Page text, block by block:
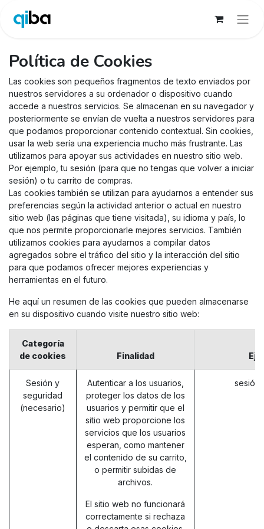
Política de Cookies
Las cookies son pequeños fragmentos de texto enviados por
nuestros servidores a su ordenador o dispositivo cuando
accede a nuestros servicios. Se almacenan en su navegador y
posteriormente se envían de vuelta a nuestros servidores para
que podamos proporcionar contenido contextual. Sin cookies,
usar la web sería una experiencia mucho más frustrante. Las
utilizamos para apoyar sus actividades en nuestro sitio web.
Por ejemplo, tu sesión (para que no tengas que volver a iniciar
sesión) o tu carrito de compras.
Las cookies también se utilizan para ayudarnos a entender sus
preferencias según la actividad anterior o actual en nuestro
sitio web (las páginas que tiene visitada), su idioma y país, lo
que nos permite proporcionarle mejores servicios. También
utilizamos cookies para ayudarnos a compilar datos
agregados sobre el tráfico del sitio y la interacción del sitio
para que podamos ofrecer mejores experiencias y
herramientas en el futuro.
He aquí un resumen de las cookies que pueden almacenarse
en su dispositivo cuando visite nuestro sitio web:
Categoría
de cookies
Finalidad
Sesión y
seguridad
(necesario)
Autenticar a los usuarios,
proteger los datos de los
usuarios y permitir que el
sitio web proporcione los
servicios que los usuarios
esperan, como mantener
el contenido de su carrito,
o permitir subidas de
archivos.
El sitio web no funcionará
correctamente si rechaza